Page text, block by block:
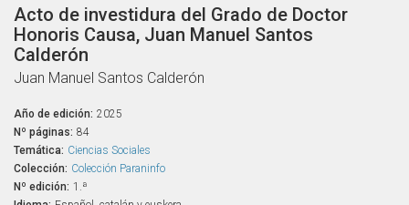
Acto de investidura del Grado de Doctor
Honoris Causa, Juan Manuel Santos
Calderón
Juan Manuel Santos Calderón
Año de edición: 2025
Nº páginas: 84
Temática: Ciencias Sociales
Colección: Colección Paraninfo
Nº edición: 1.ª